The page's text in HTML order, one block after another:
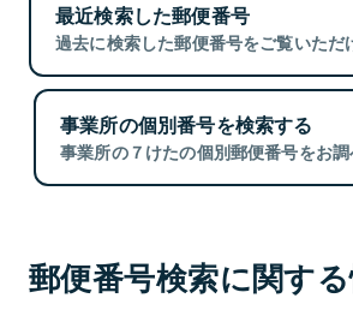
最近検索した郵便番号
過去に検索した郵便番号をご覧いただ
事業所の個別番号を検索する
事業所の７けたの個別郵便番号をお調
郵便番号検索に関す